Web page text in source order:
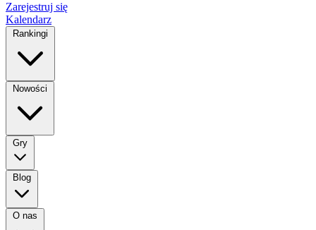
Zarejestruj się
Kalendarz
Rankingi
Nowości
Gry
Blog
O nas